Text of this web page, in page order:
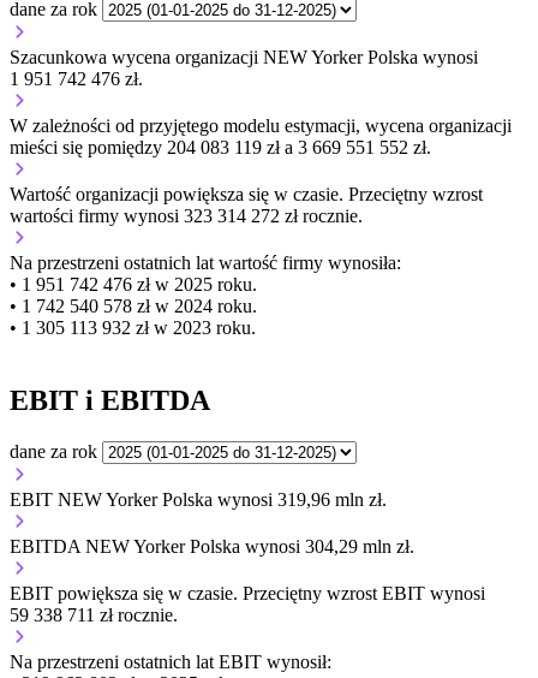
dane za rok
Szacunkowa wycena organizacji NEW Yorker Polska wynosi
1 951 742 476 zł.
W zależności od przyjętego modelu estymacji, wycena organizacji
mieści się pomiędzy 204 083 119 zł a 3 669 551 552 zł.
Wartość organizacji powiększa się w czasie. Przeciętny wzrost
wartości firmy wynosi 323 314 272 zł rocznie.
Na przestrzeni ostatnich lat wartość firmy wynosiła:
• 1 951 742 476 zł w 2025 roku.
• 1 742 540 578 zł w 2024 roku.
• 1 305 113 932 zł w 2023 roku.
EBIT i EBITDA
dane za rok
EBIT NEW Yorker Polska wynosi 319,96 mln zł.
EBITDA NEW Yorker Polska wynosi 304,29 mln zł.
EBIT powiększa się w czasie. Przeciętny wzrost EBIT wynosi
59 338 711 zł rocznie.
Na przestrzeni ostatnich lat EBIT wynosił: